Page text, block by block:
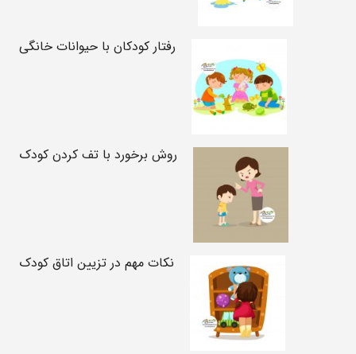
رفتار کودکان با حیوانات خانگی
روش برخورد با تف کردن کودک
نکات مهم در تزیین اتاق کودک